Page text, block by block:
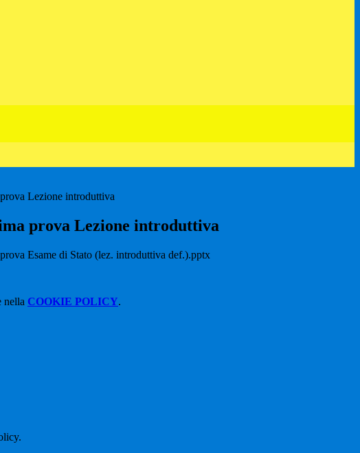
Lezione introduttiva
prova Lezione introduttiva
Esame di Stato (lez. introduttiva def.).pptx
nella COOKIE POLICY.